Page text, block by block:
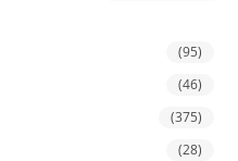
(95)
(46)
(375)
(28)